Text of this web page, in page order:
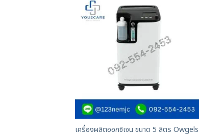
เครื่องผลิตออกซิเจน ขนาด 5 ลิตร Owgels